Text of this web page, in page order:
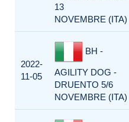
13
NOVEMBRE (ITA)
2022-
11-05
BH -
AGILITY DOG -
DRUENTO 5/6
NOVEMBRE (ITA)